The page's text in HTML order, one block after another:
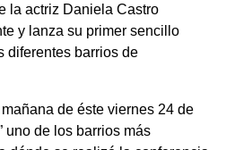
la actriz Daniela Castro
y lanza su primer sencillo
diferentes barrios de
de éste viernes 24 de
uno de los barrios más